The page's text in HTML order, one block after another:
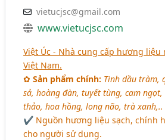
vietucjsc@gmail.com
www.vietucjsc.com
Việt Úc - Nhà cung cấp hương
Việt Nam.
✿Sản phẩm chính: Tinh dầu tràm,
sả, hoàng đàn, tuyết tùng, cam
thảo, hoa hồng, long não, trà xanh,..
✔ Nguồn hương liệu sạch, chính
cho người sử dụng.